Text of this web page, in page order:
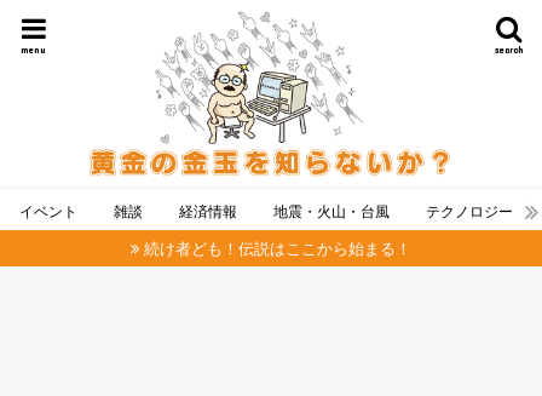
search
menu
イベント 雑談 経済情報 地震・火山・台風 テクノロジー
続け者ども！伝説はここから始まる！